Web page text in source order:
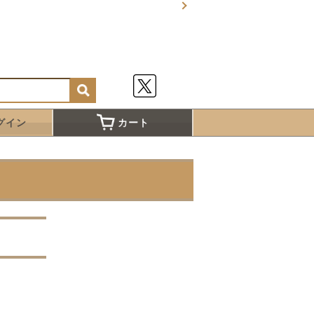
イン カート